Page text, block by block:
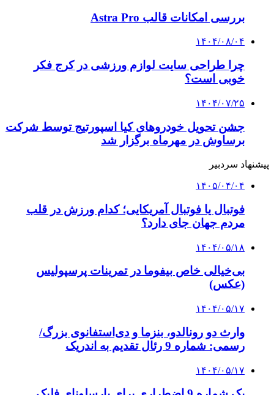
بررسی امکانات قالب Astra Pro
۱۴۰۴/۰۸/۰۴
چرا طراحی سایت لوازم ورزشی در کرج فکر
خوبی است؟
۱۴۰۴/۰۷/۲۵
جشن تحویل خودروهای کیا اسپورتیج توسط شرکت
برساوش در مهرماه برگزار شد
پیشنهاد سردبیر
۱۴۰۵/۰۴/۰۴
فوتبال یا فوتبال آمریکایی؛ کدام ورزش در قلب
مردم جهان جای دارد؟
۱۴۰۴/۰۵/۱۸
بی‌خیالی خاص بیفوما در تمرینات پرسپولیس
(عکس)
۱۴۰۴/۰۵/۱۷
وارث دو رونالدو، بنزما و دی‌استفانوی بزرگ/
رسمی: شماره 9 رئال تقدیم به اندریک
۱۴۰۴/۰۵/۱۷